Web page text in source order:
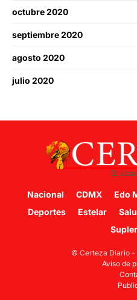
octubre 2020
septiembre 2020
agosto 2020
julio 2020
Nacional CDMX Edo
Deportes
Estelar
© Certeza Diario -
Aviso de